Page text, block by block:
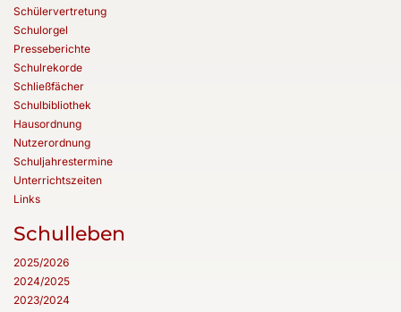
Schülervertretung
Schulorgel
Presseberichte
Schulrekorde
Schließfächer
Schulbibliothek
Hausordnung
Nutzerordnung
Schuljahrestermine
Unterrichtszeiten
Links
Schulleben
2025/2026
2024/2025
2023/2024